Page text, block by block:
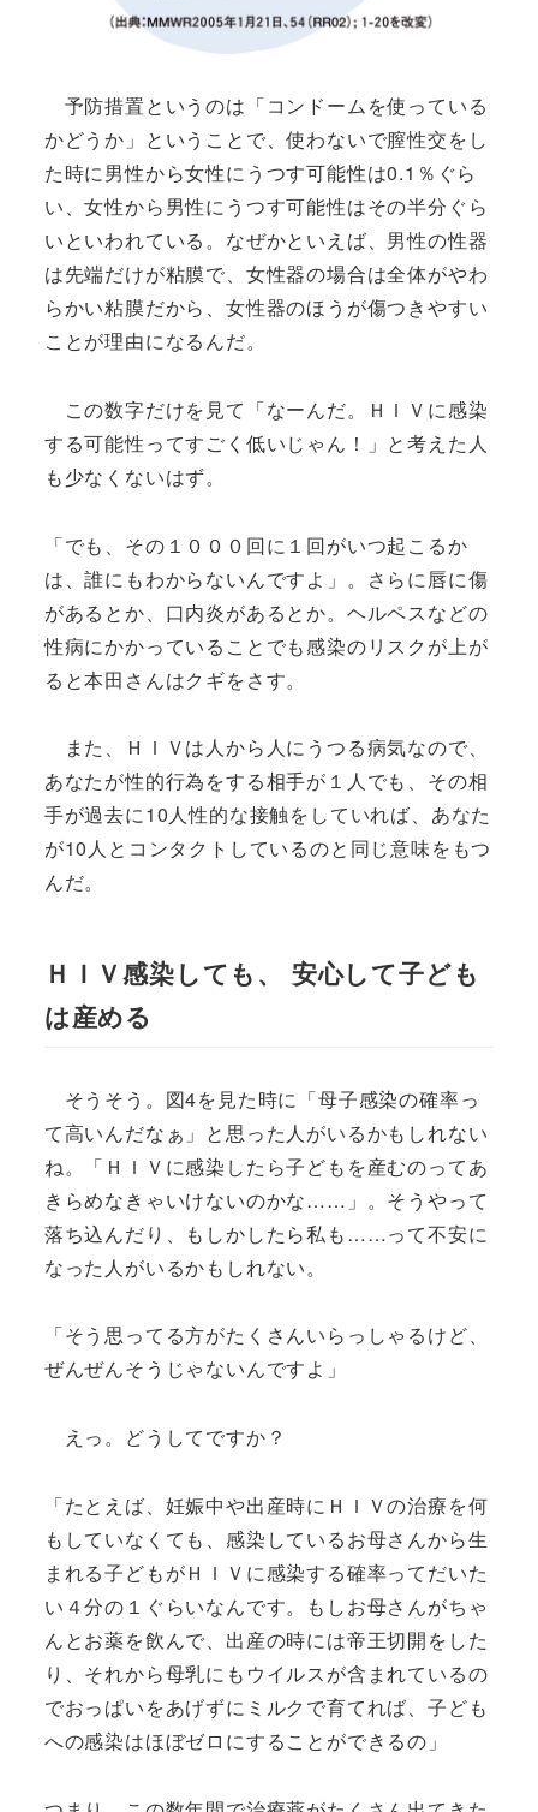
予防措置というのは「コンドームを使っている
かどうか」ということで、使わないで膣性交をし
た時に男性から女性にうつす可能性は0.1％ぐら
い、女性から男性にうつす可能性はその半分ぐら
いといわれている。なぜかといえば、男性の性器
は先端だけが粘膜で、女性器の場合は全体がやわ
らかい粘膜だから、女性器のほうが傷つきやすい
ことが理由になるんだ。
この数字だけを見て「なーんだ。ＨＩＶに感染
する可能性ってすごく低いじゃん！」と考えた人
も少なくないはず。
「でも、その１０００回に１回がいつ起こるか
は、誰にもわからないんですよ」。さらに唇に傷
があるとか、口内炎があるとか。ヘルペスなどの
性病にかかっていることでも感染のリスクが上が
ると本田さんはクギをさす。
また、ＨＩＶは人から人にうつる病気なので、
あなたが性的行為をする相手が１人でも、その相
手が過去に10人性的な接触をしていれば、あなた
が10人とコンタクトしているのと同じ意味をもつ
んだ。
ＨＩＶ感染しても、 安心して子ども
は産める
そうそう。図4を見た時に「母子感染の確率っ
て高いんだなぁ」と思った人がいるかもしれない
ね。「ＨＩＶに感染したら子どもを産むのってあ
きらめなきゃいけないのかな……」。そうやって
落ち込んだり、もしかしたら私も……って不安に
なった人がいるかもしれない。
「そう思ってる方がたくさんいらっしゃるけど、
ぜんぜんそうじゃないんですよ」
えっ。どうしてですか？
「たとえば、妊娠中や出産時にＨＩＶの治療を何
もしていなくても、感染しているお母さんから生
まれる子どもがＨＩＶに感染する確率ってだいた
い４分の１ぐらいなんです。もしお母さんがちゃ
んとお薬を飲んで、出産の時には帝王切開をした
り、それから母乳にもウイルスが含まれているの
でおっぱいをあげずにミルクで育てれば、子ども
への感染はほぼゼロにすることができるの」